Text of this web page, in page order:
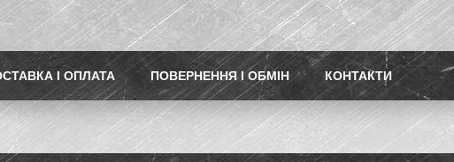
І ОПЛАТА ПОВЕРНЕННЯ І ОБМІН КОНТАКТИ